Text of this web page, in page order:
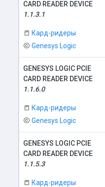
CARD READER DEVICE
1.1.3.1
Кард-ридеры
Genesys Logic
GENESYS LOGIC PCIE
CARD READER DEVICE
1.1.6.0
Кард-ридеры
Genesys Logic
GENESYS LOGIC PCIE
CARD READER DEVICE
1.1.5.3
Кард-ридеры